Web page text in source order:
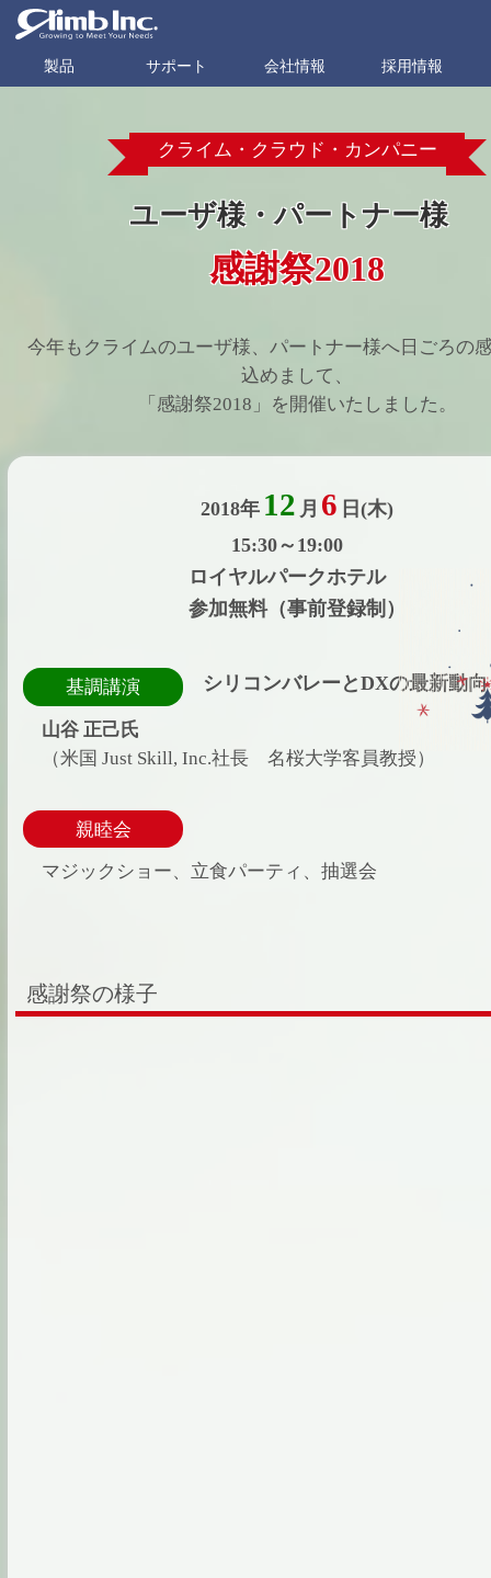
製品 サポート 会社情報 採用情報
クライム・クラウド・カンパニー
ユーザ様・パートナー様
感謝祭2018
今年もクライムのユーザ様、パートナー様へ日ごろの
込めまして、
「感謝祭2018」を開催いたしました。
2018年 12 月 6 日(木)
15:30～19:00
ロイヤルパークホテル
参加無料（事前登録制）
基調講演 シリコンバレーとDXの最新動向
山谷 正己氏
（米国 Just Skill, Inc.社長 名桜大学客員教授）
親睦会
マジックショー、立食パーティ、抽選会
感謝祭の様子